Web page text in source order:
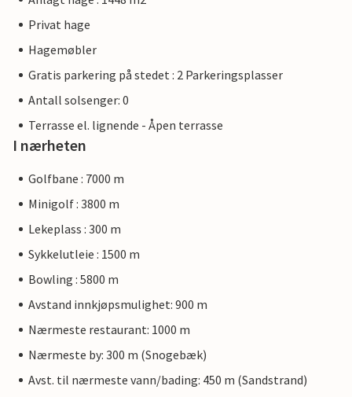
Privat hage
Hagemøbler
Gratis parkering på stedet : 2 Parkeringsplasser
Antall solsenger: 0
Terrasse el. lignende - Åpen terrasse
I nærheten
Golfbane : 7000 m
Minigolf : 3800 m
Lekeplass : 300 m
Sykkelutleie : 1500 m
Bowling : 5800 m
Avstand innkjøpsmulighet: 900 m
Nærmeste restaurant: 1000 m
Nærmeste by: 300 m (Snogebæk)
Avst. til nærmeste vann/bading: 450 m (Sandstrand)